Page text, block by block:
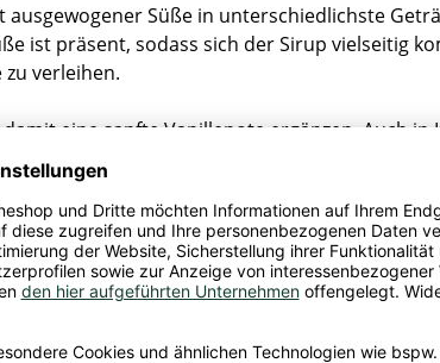
Süße in unterschiedlichste
ist präsent, sodass sich der Sirup vielseitig
verleihen.
eine sanfte Vanillenote ergänzen. Auch
da Wärme Aromen schneller verflüchtigt.
– Monin Vanille Sirup bietet dir